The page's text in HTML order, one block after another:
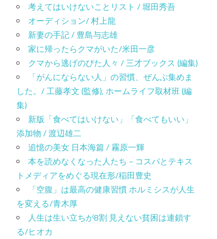
考えてはいけないことリスト / 堀田秀吾
オーディション/ 村上龍
新妻の手記 / 豊島与志雄
家に帰ったらクマがいた/米田一彦
クマから逃げのびた人々 / 三才ブックス (編集)
「がんにならない人」の習慣、ぜんぶ集めま
した。/ 工藤孝文 (監修), ホームライフ取材班 (編
集)
新版「食べてはいけない」「食べてもいい」
添加物 / 渡辺雄二
追憶の美女 日本海篇 / 霧原一輝
本を読めなくなった人たち－コスパとテキス
トメディアをめぐる現在形/稲田豊史
「空腹」は最高の健康習慣 ホルミシスが人生
を変える/青木厚
人生は生い立ちが8割 見えない貧困は連鎖す
る/ヒオカ